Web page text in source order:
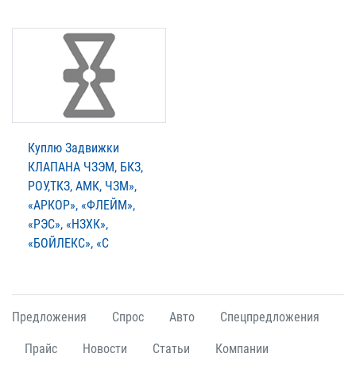
Куплю Задвижки
КЛАПАНА ЧЗЭМ, БКЗ,
РОУ,ТКЗ, АМК, ЧЗМ»,
«АРКОР», «ФЛЕЙМ»,
«РЭС», «НЗХК»,
«БОЙЛЕКС», «С
Предложения Спрос Авто Спецпредложения
Прайс Новости Статьи Компании